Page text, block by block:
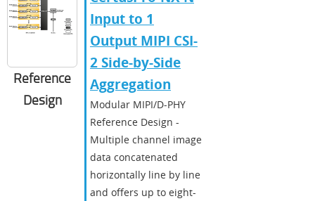
Reference
Design
Input to 1
Output MIPI CSI-
2 Side-by-Side
Aggregation
Modular MIPI/D-PHY
Reference Design -
Multiple channel image
data concatenated
horizontally line by line
and offers up to eight-